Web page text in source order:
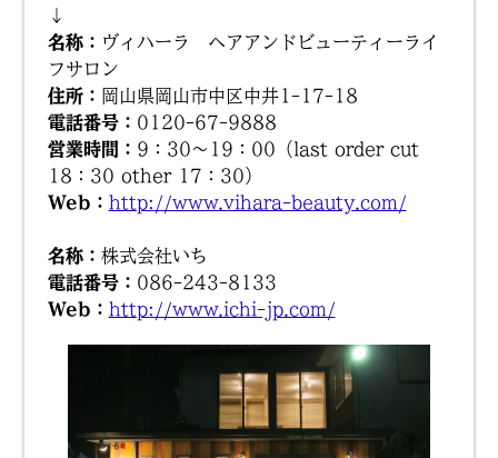
↓
名称： ヴィハーラ ヘアアンドビューティーライ
フサロン
住所： 岡山県岡山市中区中井1-17-18
電話番号： 0120-67-9888
営業時間： 9：30～19：00（last order cut
18：30 other 17：30）
Web： http://www.vihara-beauty.com/
名称： 株式会社いち
電話番号： 086-243-8133
Web： http://www.ichi-jp.com/